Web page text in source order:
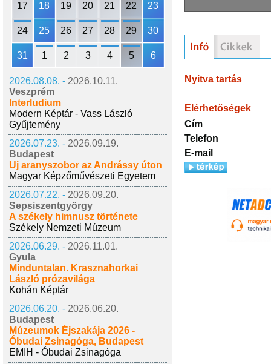
17 18 19 20 21 22 23
24 25 26 27 28 29 30
31 1 2 3 4 5 6
2026.08.08. - 2026.10.11.
Veszprém
Interludium
Modern Képtár - Vass László
Gyűjtemény
2026.07.23. - 2026.09.19.
Budapest
Új aranyszobor az Andrássy úton
Magyar Képzőművészeti Egyetem
2026.07.22. - 2026.09.20.
Sepsiszentgyörgy
A székely himnusz története
Székely Nemzeti Múzeum
2026.06.29. - 2026.11.01.
Gyula
Minduntalan. Krasznahorkai
László prózavilága
Kohán Képtár
2026.06.20. - 2026.06.20.
Budapest
Múzeumok Éjszakája 2026 -
Óbudai Zsinagóga, Budapest
EMIH - Óbudai Zsinagóga
Nyitva tartás
Elérhetőségek
Cím
Telefon
E-mail